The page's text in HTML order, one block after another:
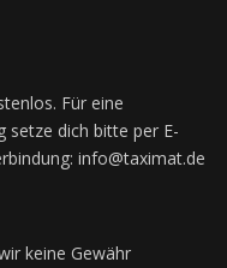
Für eine
setze dich bitte per E-
info@taximat.de
keine Gewähr